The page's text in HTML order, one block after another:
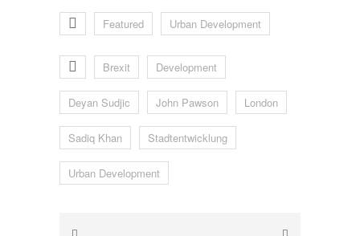
Featured Urban Development
Brexit Development
Deyan Sudjic John Pawson London
Sadiq Khan Stadtentwicklung
Urban Development